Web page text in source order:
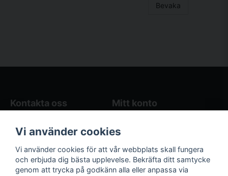
Bevaka
Kontakta oss
Butikens öppettider
Kontakta oss
Mitt konto
Registrera dig
Följ oss på sociala Våra räkneverktyg
Vi använder cookies
Vi använder cookies för att vår webbplats skall fungera
och erbjuda dig bästa upplevelse. Bekräfta ditt samtycke
genom att trycka på godkänn alla eller anpassa via